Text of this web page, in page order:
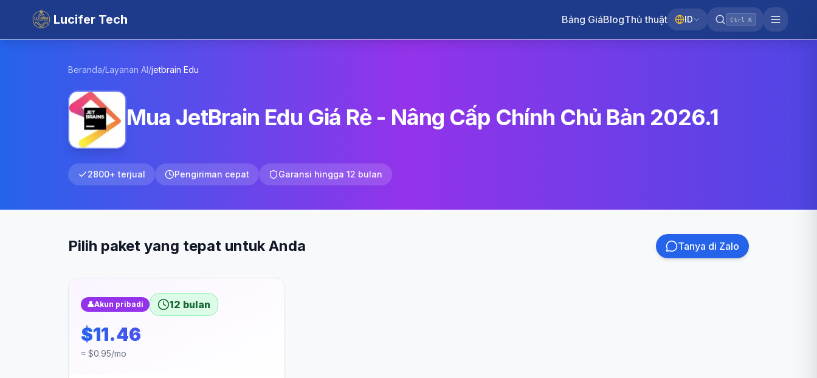
Lucifer Tech Bảng GiáBlogThủ thuật ID Ctrl K
Beranda/Layanan AI/jetbrain Edu
Mua JetBrain Edu Giá Rẻ - Nâng Cấp Chính Chủ Bản 2026.1
2800+ terjual Pengiriman cepat Garansi hingga 12 bulan
Pilih paket yang tepat untuk Anda Tanya di Zalo
👤Akun pribadi 12 bulan
$11.46
≈ $0.95/mo